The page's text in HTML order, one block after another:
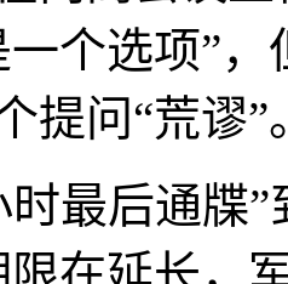
一个选项”
提问“荒谬”
后通牒”